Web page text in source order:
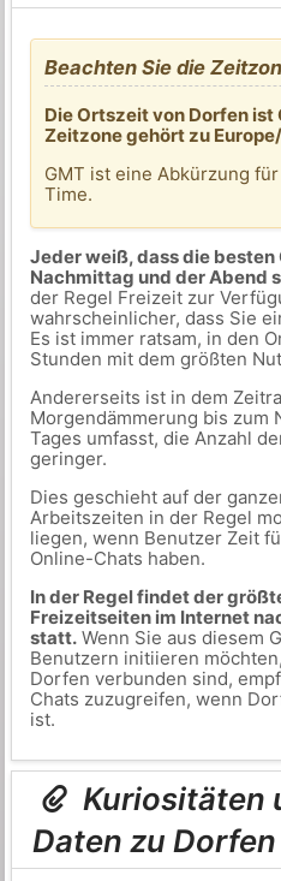
Beachten Sie die
Die Ortszeit von Dorfen ist
Zeitzone gehört zu
GMT ist eine Abkürzung
Time.
Jeder weiß, dass die
Nachmittag und der Abend
der Regel Freizeit zur
wahrscheinlicher, dass Sie
Es ist immer ratsam, in den
Stunden mit dem größten
Andererseits ist in dem
Morgendämmerung bis zum
Tages umfasst, die Anzahl
geringer.
Dies geschieht auf der
Arbeitszeiten in der Regel
liegen, wenn Benutzer Zeit
Online-Chats haben.
In der Regel findet der
Freizeitseiten im Internet
statt.Wenn Sie aus diesem
Benutzern initiieren
Dorfen verbunden sind,
Chats zuzugreifen, wenn
ist.
Kuriositäten
Daten zu Dorfen